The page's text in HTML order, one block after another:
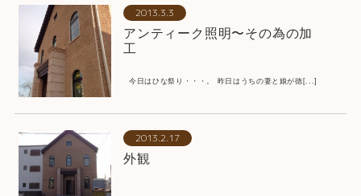
2013.3.3
アンティーク照明〜その為の加
工
今日はひな祭り・・・。 昨日はうちの妻と娘が徳[...]
2013.2.17
外観